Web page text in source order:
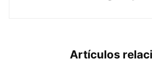
Artículos